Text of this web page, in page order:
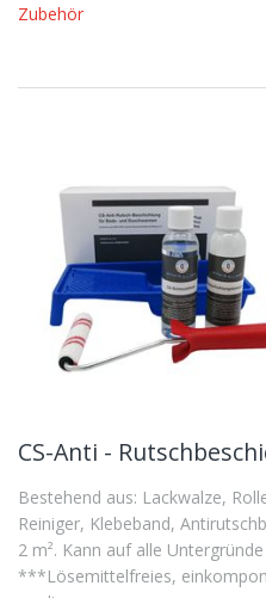
Zubehör
CS-Anti -
Bestehend aus: Lackwalze,
Reiniger, Klebeband,
2 m². Kann auf alle
***Lösemittelfreies,